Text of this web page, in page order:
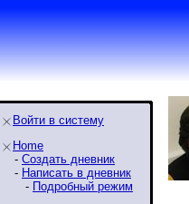
Войти в систему
Home
- Создать дневник
- Написать в дневник
- Подробный режим